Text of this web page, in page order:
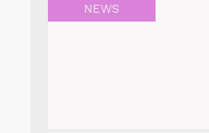
NEWS